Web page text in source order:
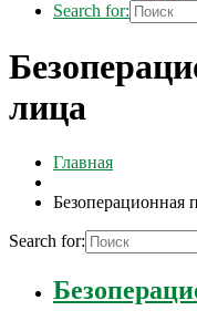
Search for:
лица
Главная
Безоперационная
Search for: